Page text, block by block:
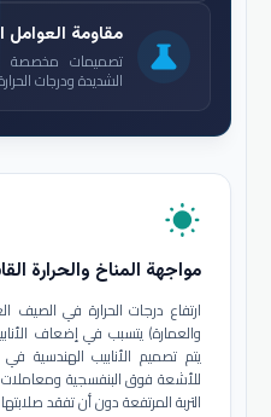
science
مقاومة العوامل
تصميمات مخصصة
الشديدة ودرجات
wb_sunny
مواجهة المناخ والحرارة
ارتفاع درجات الحرارة في الصيف
والعمارة) يتسبب في إضعاف الأنابيب
يتم تصميم الأنابيب الهندسية
للأشعة فوق البنفسجية
التربة المرتفعة دون أن تفقد